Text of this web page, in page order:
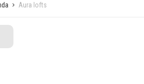
Aura lofts